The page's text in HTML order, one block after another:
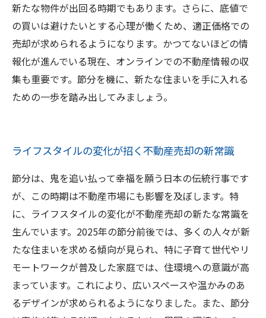
新たな物件が出回る時期でもあります。さらに、底値で
の買いは避けたいとする心理が働くため、適正価格での
売却が求められるようになります。かつてないほどの情
報化が進んでいる現在、オンラインでの不動産情報の収
集も重要です。節分を機に、新たな住まいを手に入れる
ための一歩を踏み出してみましょう。
ライフスタイルの変化が招く不動産売却の新常識
節分は、鬼を追い払って幸福を願う日本の伝統行事です
が、この時期は不動産市場にも影響を及ぼします。特
に、ライフスタイルの変化が不動産売却の新たな常識を
生んでいます。2025年の節分前後では、多くの人々が新
たな住まいを求める傾向が見られ、特に子育て世代やリ
モートワークが普及した家庭では、住環境への意識が高
まっています。これにより、広いスペースや温かみのあ
るデザインが求められるようになりました。また、節分